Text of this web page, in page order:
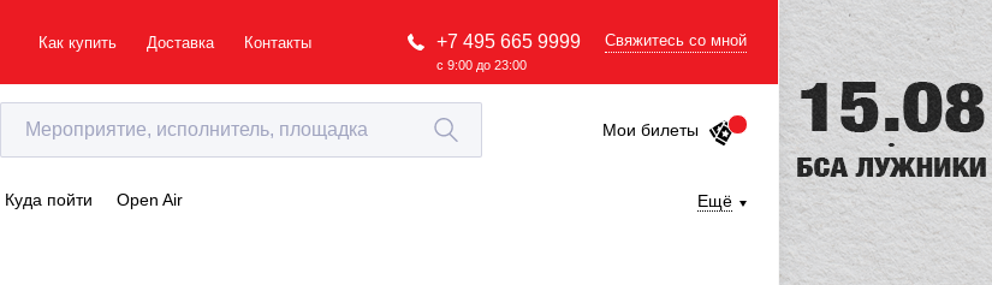
Как купить Доставка Контакты +7 495 665 9999
с 9:00 до 23:00
Свяжитесь со мной
Мои билеты
Куда пойти Open Air Ещё